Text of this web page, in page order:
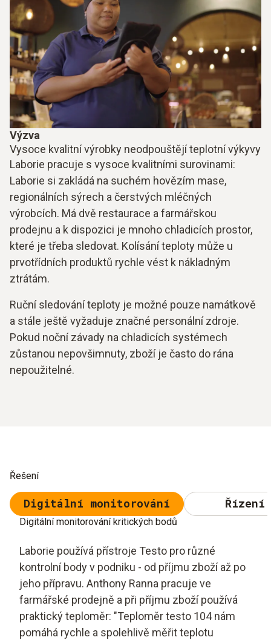
Výzva
Vysoce kvalitní výrobky neodpouštějí teplotní výkyvy
Laborie pracuje s vysoce kvalitními surovinami:
Laborie si zakládá na suchém hovězím mase,
regionálních sýrech a čerstvých mléčných
výrobcích. Má dvě restaurace a farmářskou
prodejnu a k dispozici je mnoho chladicích prostor,
které je třeba sledovat. Kolísání teploty může u
prvotřídních produktů rychle vést k nákladným
ztrátám.
Ruční sledování teploty je možné pouze namátkově
a stále ještě vyžaduje značné personální zdroje.
Pokud noční závady na chladicích systémech
zůstanou nepovšimnuty, zboží je často do rána
nepoužitelné.
Řešení
Digitální monitorování
Digitální monitorování kritických bodů
Laborie používá přístroje Testo pro různé
kontrolní body v podniku - od příjmu zboží až po
jeho přípravu. Anthony Ranna pracuje ve
farmářské prodejně a při příjmu zboží používá
praktický teploměr: "Teploměr testo 104 nám
pomáhá rychle a spolehlivě měřit teplotu